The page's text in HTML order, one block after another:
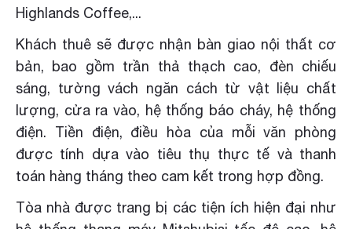
Highlands Coffee,...
Khách thuê sẽ được nhận bàn giao nội thất cơ
bản, bao gồm trần thả thạch cao, đèn chiếu
sáng, tường vách ngăn cách từ vật liệu chất
lượng, cửa ra vào, hệ thống báo cháy, hệ thống
điện. Tiền điện, điều hòa của mỗi văn phòng
được tính dựa vào tiêu thụ thực tế và thanh
toán hàng tháng theo cam kết trong hợp đồng.
Tòa nhà được trang bị các tiện ích hiện đại như